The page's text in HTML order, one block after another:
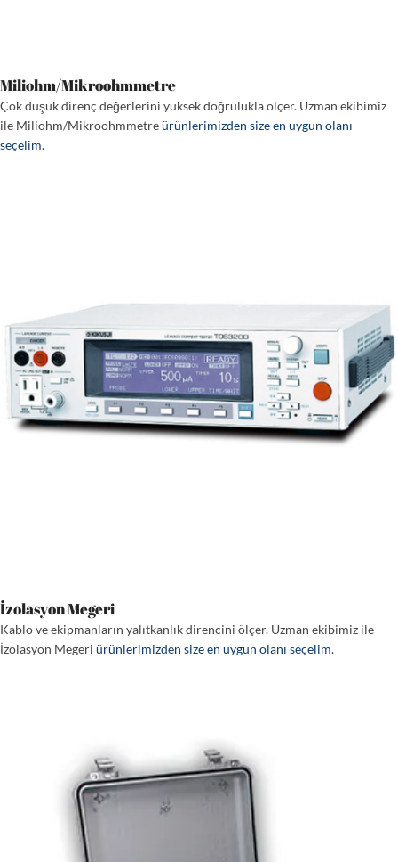
Miliohm/Mikroohmmetre
Çok düşük direnç değerlerini yüksek doğrulukla ölçer. Uzman ekibimiz
ile Miliohm/Mikroohmmetreürünlerimizden size en uygun olanı
seçelim.
İzolasyon Megeri
Kablo ve ekipmanların yalıtkanlık direncini ölçer. Uzman ekibimiz ile
İzolasyon Megeri ürünlerimizden size en uygun olanı seçelim.